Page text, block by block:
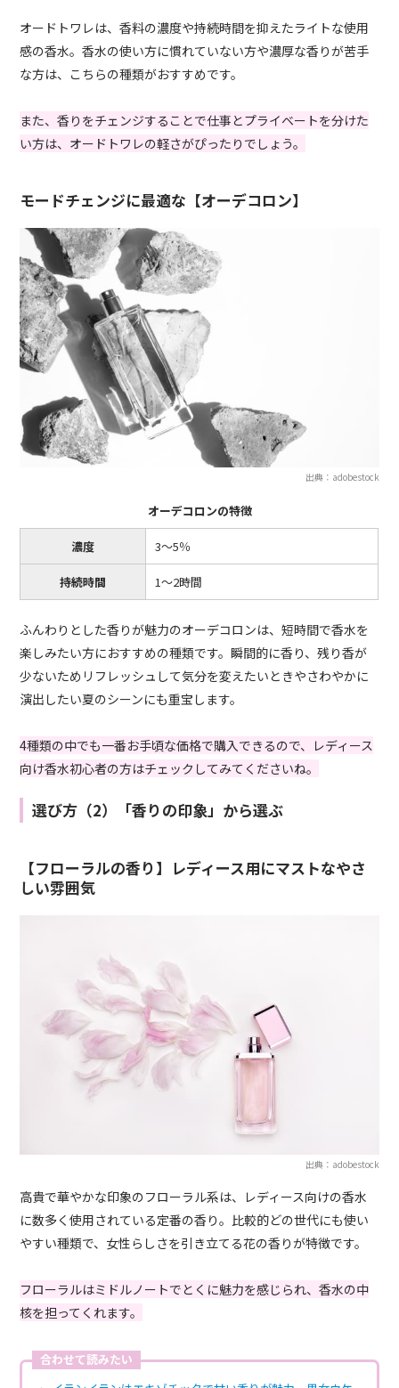
オードトワレは、香料の濃度や持続時間を抑えたライトな使用
感の香水。香水の使い方に慣れていない方や濃厚な香りが苦手
な方は、こちらの種類がおすすめです。
また、香りをチェンジすることで仕事とプライベートを分けた
い方は、オードトワレの軽さがぴったりでしょう。
モードチェンジに最適な【オーデコロン】
出典：adobestock
オーデコロンの特徴
濃度 3〜5％
持続時間 1〜2時間
ふんわりとした香りが魅力のオーデコロンは、短時間で香水を
楽しみたい方におすすめの種類です。瞬間的に香り、残り香が
少ないためリフレッシュして気分を変えたいときやさわやかに
演出したい夏のシーンにも重宝します。
4種類の中でも一番お手頃な価格で購入できるので、レディース
向け香水初心者の方はチェックしてみてくださいね。
選び方（2）「香りの印象」から選ぶ
【フローラルの香り】レディース用にマストなやさ
しい雰囲気
出典：adobestock
高貴で華やかな印象のフローラル系は、レディース向けの香水
に数多く使用されている定番の香り。比較的どの世代にも使い
やすい種類で、女性らしさを引き立てる花の香りが特徴です。
フローラルはミドルノートでとくに魅力を感じられ、香水の中
核を担ってくれます。
合わせて読みたい